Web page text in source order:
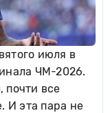
июля в
ЧМ-2026.
почти все
И эта пара не